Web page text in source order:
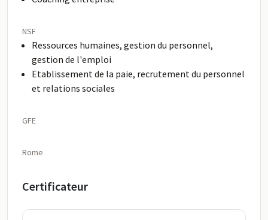
NSF
Ressources humaines, gestion du personnel,
gestion de l'emploi
Etablissement de la paie, recrutement du personnel
et relations sociales
GFE
Rome
Certificateur